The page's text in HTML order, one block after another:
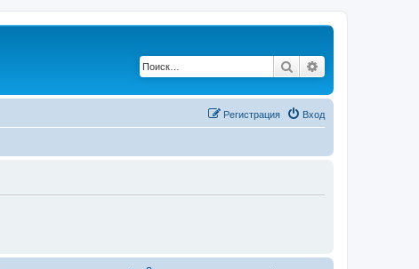
Поиск
Вход
Регистрация